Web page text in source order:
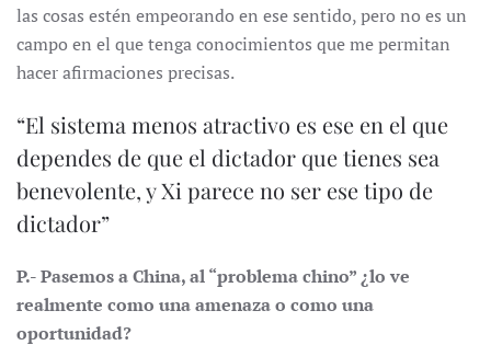
las cosas estén empeorando en ese sentido, pero no es un
campo en el que tenga conocimientos que me permitan
hacer afirmaciones precisas.
“El sistema menos atractivo es ese en el que
dependes de que el dictador que tienes sea
benevolente, y Xi parece no ser ese tipo de
dictador”
P.- Pasemos a China, al “problema chino” ¿lo ve
realmente como una amenaza o como una
oportunidad?